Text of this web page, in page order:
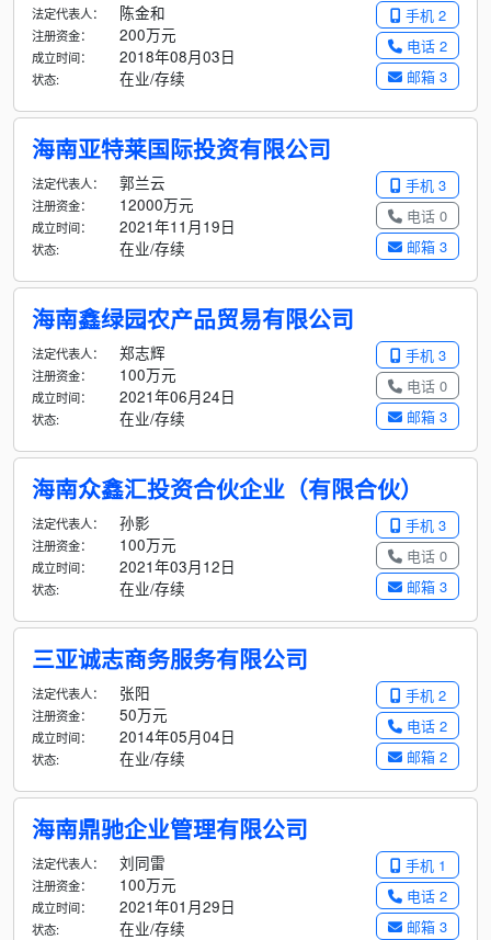
手机 2
电话 2
邮箱 3
法定代表人： 陈金和
注册资金： 200万元
成立时间： 2018年08月03日
状态: 在业/存续
海南亚特莱国际投资有限公司
手机 3
电话 0
邮箱 3
法定代表人： 郭兰云
注册资金： 12000万元
成立时间： 2021年11月19日
状态: 在业/存续
海南鑫绿园农产品贸易有限公司
手机 3
电话 0
邮箱 3
法定代表人： 郑志辉
注册资金： 100万元
成立时间： 2021年06月24日
状态: 在业/存续
海南众鑫汇投资合伙企业（有限合伙）
手机 3
电话 0
邮箱 3
法定代表人： 孙影
注册资金： 100万元
成立时间： 2021年03月12日
状态: 在业/存续
三亚诚志商务服务有限公司
手机 2
电话 2
邮箱 2
法定代表人： 张阳
注册资金： 50万元
成立时间： 2014年05月04日
状态: 在业/存续
海南鼎驰企业管理有限公司
手机 1
电话 2
邮箱 3
法定代表人： 刘同雷
注册资金： 100万元
成立时间： 2021年01月29日
状态: 在业/存续